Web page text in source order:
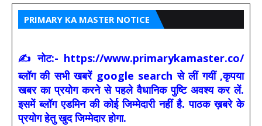
PRIMARY KA MASTER NOTICE
✍ नोट:- https://www.primarykamaster.co/
ब्लॉग की सभी खबरें google search से लीं गयीं ,कृपया
खबर का प्रयोग करने से पहले वैधानिक पुष्टि अवश्य कर लें.
इसमें ब्लॉग एडमिन की कोई जिम्मेदारी नहीं है. पाठक ख़बरे के
प्रयोग हेतु खुद जिम्मेदार होगा.